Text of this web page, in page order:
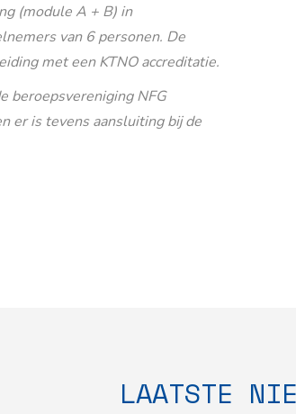
(module A + B) in
van 6 personen. De
met een KTNO accreditatie.
beroepsvereniging NFG
er is tevens aansluiting bij de
LAATSTE